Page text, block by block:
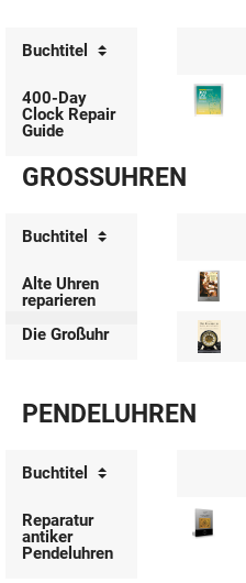
Buchtitel
400-Day
Clock Repair
Guide
GROSSUHREN
Buchtitel
Alte Uhren
reparieren
Die Großuhr
PENDELUHREN
Buchtitel
Reparatur
antiker
Pendeluhren